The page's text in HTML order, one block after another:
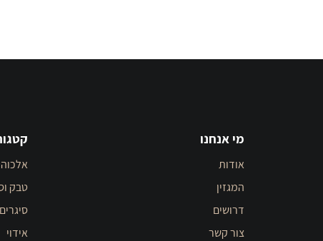
מי אנחנו
אודות
המגזין
דרושים
צור קשר
טבק
סיגרים
אידוי